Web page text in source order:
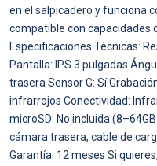
en el salpicadero y funciona
compatible con capacidades
Especificaciones Técnicas:
Pantalla: IPS 3 pulgadas
trasera Sensor G: Sí
infrarrojos Conectividad:
microSD: No incluida
cámara trasera, cable de
Garantía: 12 meses Si